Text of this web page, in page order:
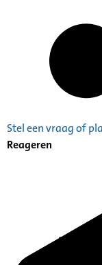
Stel een vraag of
Reageren